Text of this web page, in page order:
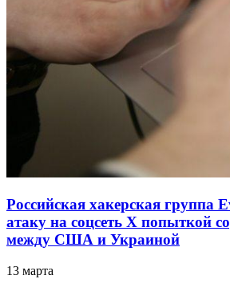
Российская хакерская группа
атаку на соцсеть Х попыткой
между США и Украиной
13 марта